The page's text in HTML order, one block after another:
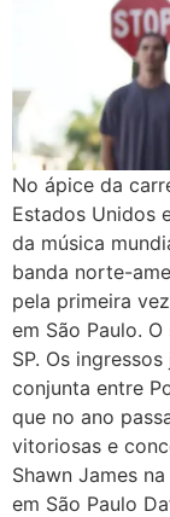
No ápice da
Estados Unidos
da música
banda norte-
pela primeira
em São Paulo.
SP. Os
conjunta entre
que no ano
vitoriosas e
Shawn James
em São Paulo